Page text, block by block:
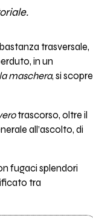
trasversale,
in un
maschera, si scopre
trascorso, oltre il
all’ascolto, di
fugaci splendori
tra